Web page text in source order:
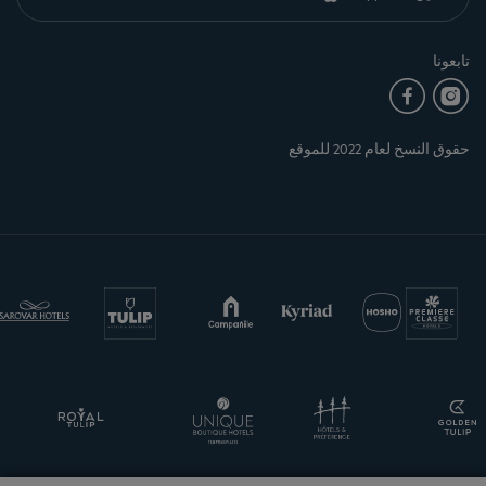
تابعونا
حقوق النسخ لعام 2022 للموقع